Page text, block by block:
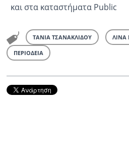
και στα καταστήματα Public
ΤΑΝΙΑ ΤΣΑΝΑΚΛΙΔΟΥ ΛΙΝΑ
ΠΕΡΙΟΔΕΙΑ